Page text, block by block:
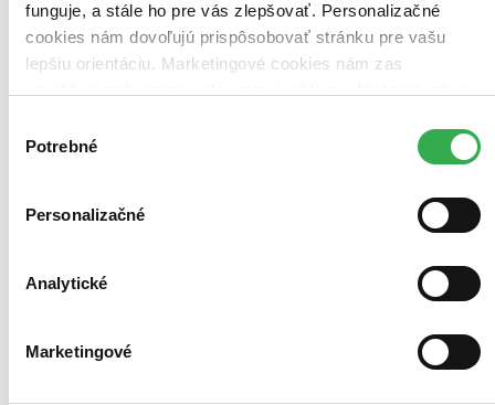
funguje, a stále ho pre vás zlepšovať. Personalizačné
cookies nám dovoľujú prispôsobovať stránku pre vašu
lepšiu orientáciu. Marketingové cookies nám zas
keby sme mohli používať všetky tieto cookies. Ďakujeme!
súhlasu
Potrebné
Personalizačné
Analytické
Marketingové